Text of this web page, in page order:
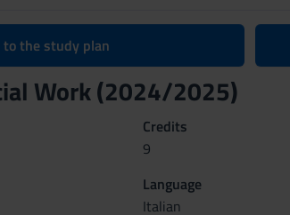
to the study plan
Work (2024/2025)
Credits
9
Language
Italian